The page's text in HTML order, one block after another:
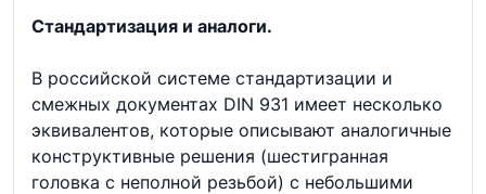
Стандартизация и аналоги.
В российской системе стандартизации и
смежных документах DIN 931 имеет несколько
эквивалентов, которые описывают аналогичные
конструктивные решения (шестигранная
головка с неполной резьбой) с небольшими